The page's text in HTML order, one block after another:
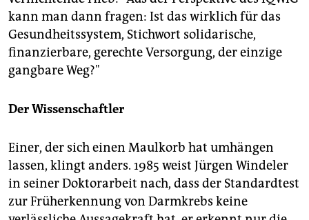
kann man dann fragen: Ist das wirklich für das
Gesundheitssystem, Stichwort solidarische,
finanzierbare, gerechte Versorgung, der einzige
gangbare Weg?"
Der Wissenschaftler
Einer, der sich einen Maulkorb hat umhängen
lassen, klingt anders. 1985 weist Jürgen Windeler
in seiner Doktorarbeit nach, dass der Standardtest
zur Früherkennung von Darmkrebs keine